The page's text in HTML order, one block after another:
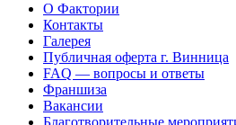
О Фактории
Контакты
Галерея
Публичная оферта г. Винница
FAQ — вопросы и ответы
Франшиза
Вакансии